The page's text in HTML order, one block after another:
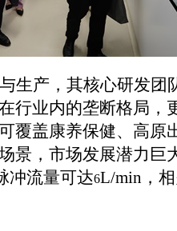
生产，其核心研发团
业内的垄断格局
覆盖康养保健、高原
，市场发展潜力
冲流量可达6L/min，